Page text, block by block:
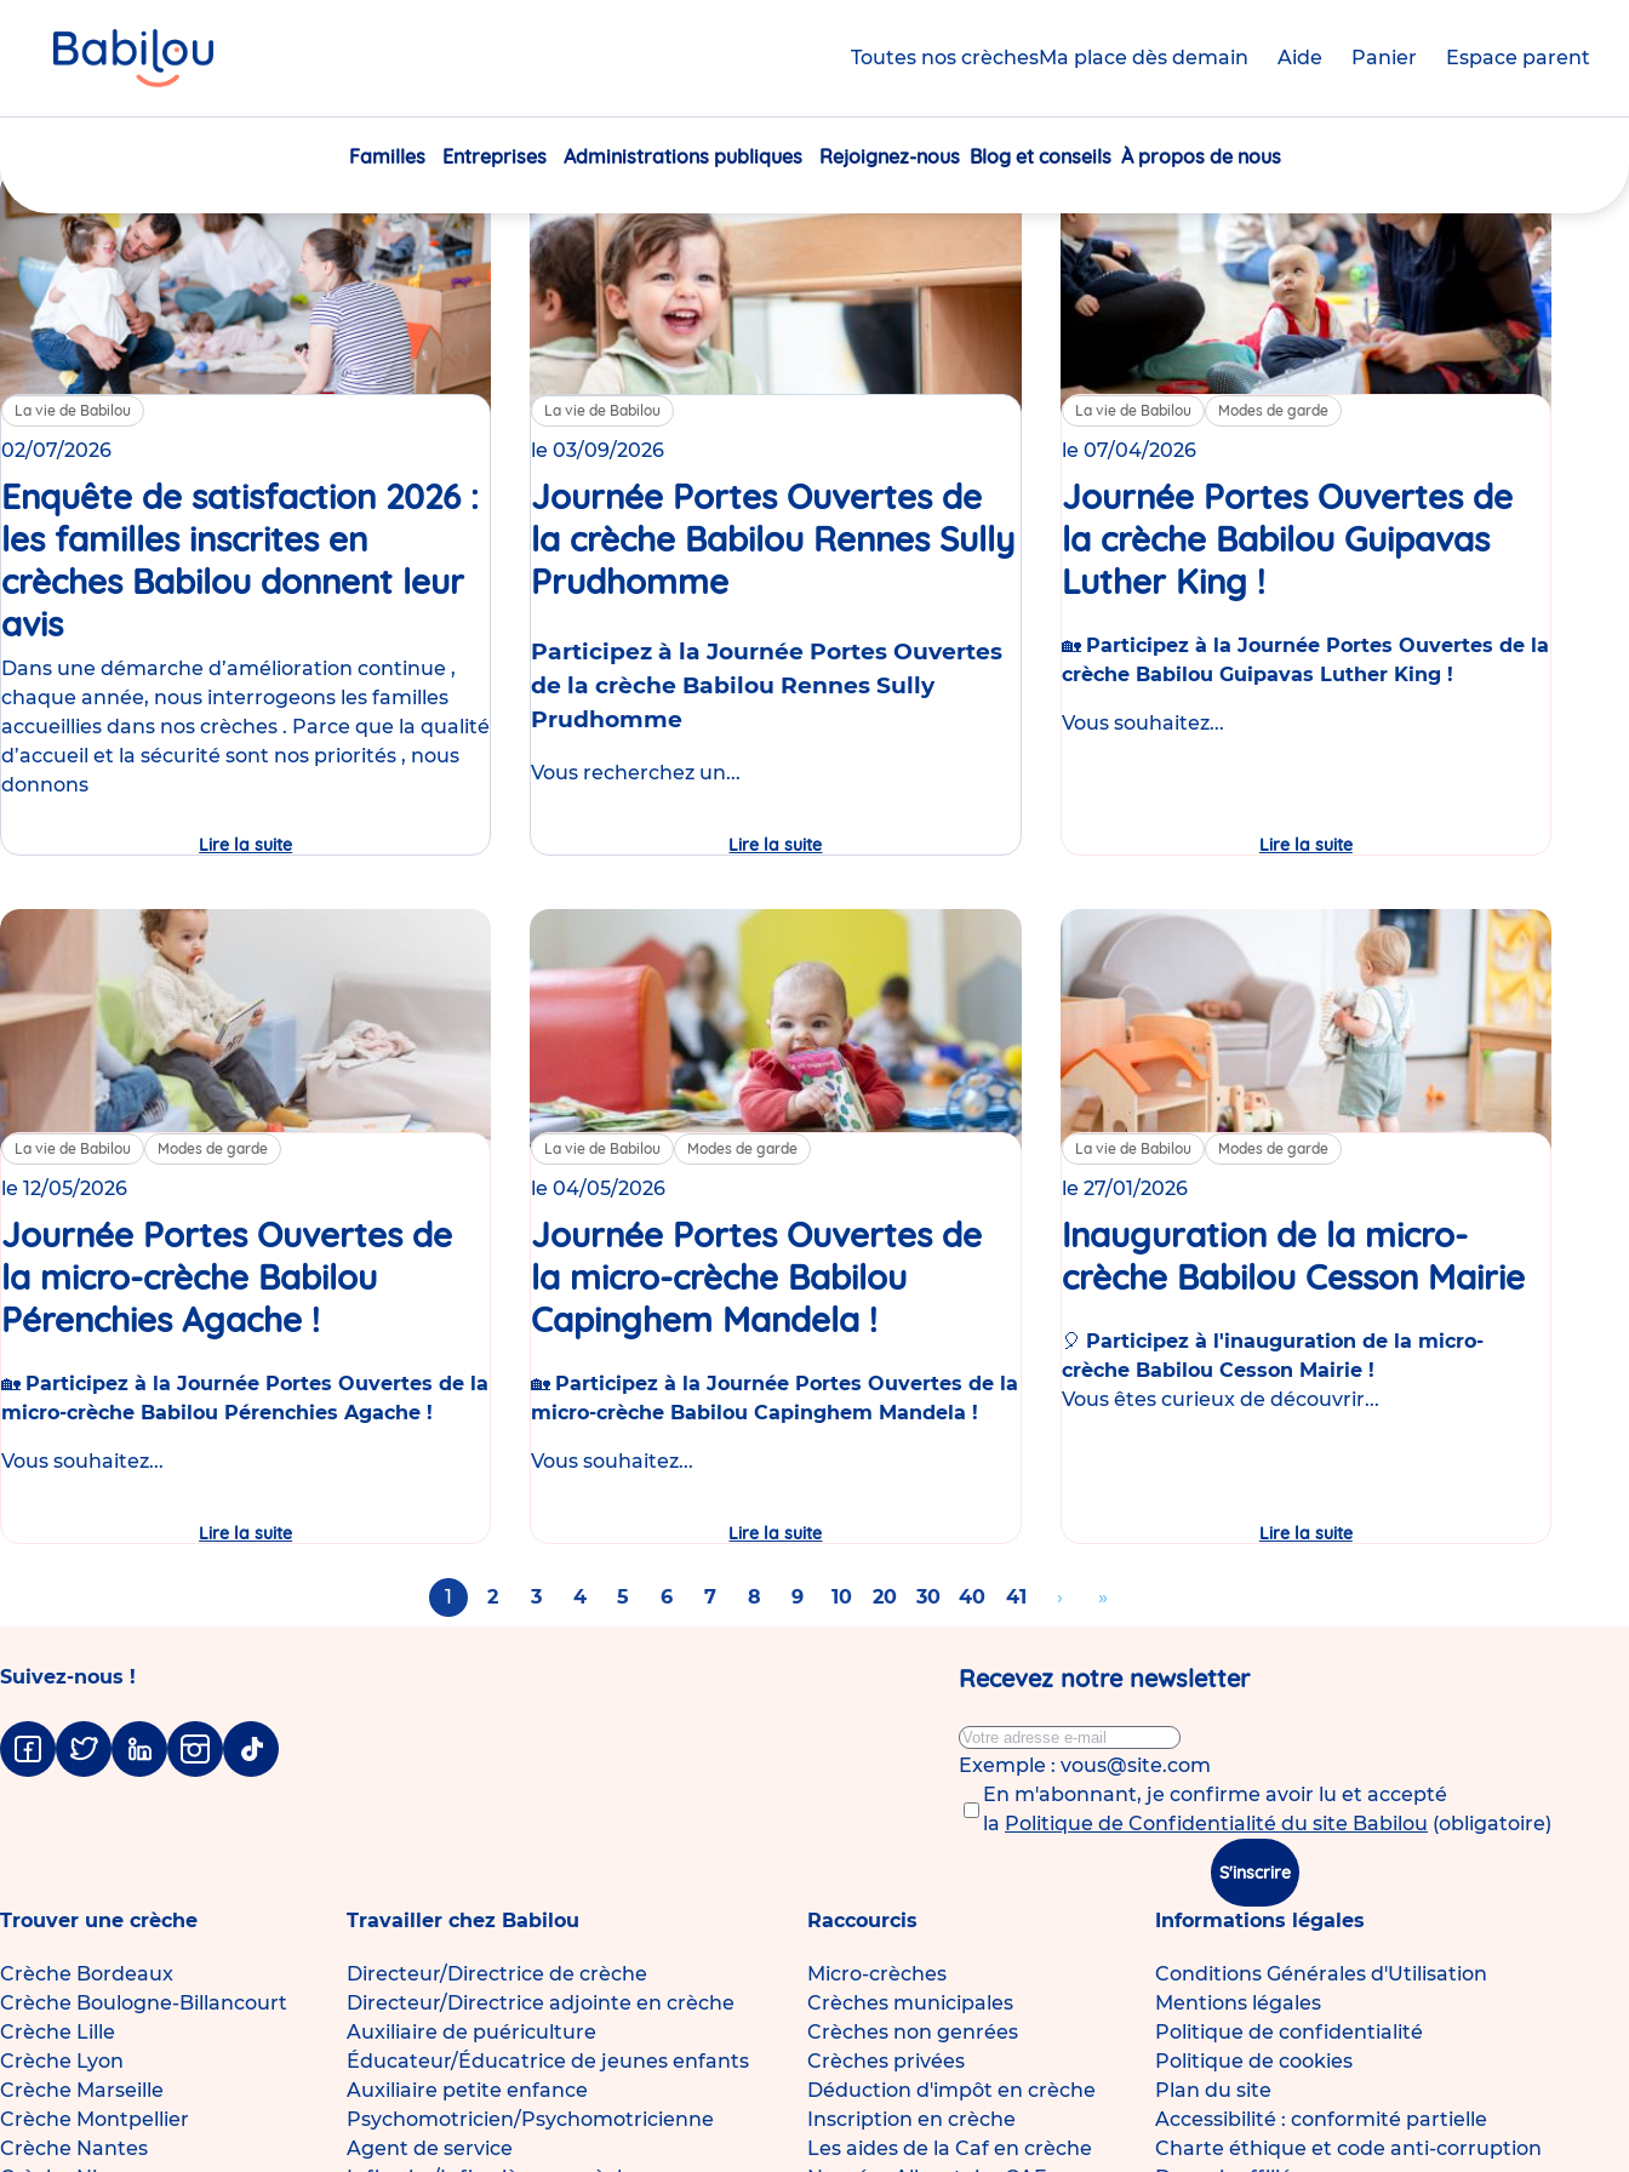
Toutes nos crèchesMa place dès demain Aide Panier crèche(s)
Espace parent
Navigation
Familles Entreprises Administrations publiques Rejoignez-nous Blog et conseils À propos de nous
suivez la vie du groupe Babilou !
La vie de Babilou
02/07/2026
Enquête de satisfaction 2026 :
les familles inscrites en
crèches Babilou donnent leur
avisArticle
Dans une démarche d’amélioration continue ,
chaque année, nous interrogeons les familles
accueillies dans nos crèches . Parce que la qualité
d’accueil et la sécurité sont nos priorités , nous
donnons
Lire la suite
crèches
Babilou
donnent
leur
avis
La vie de Babilou
le 03/09/2026
Journée Portes Ouvertes de
la crèche Babilou Rennes Sully
Prudhomme
Participez à la Journée Portes Ouvertes
de la crèche Babilou Rennes Sully
Prudhomme
Vous recherchez un...
Lire la suite
Rennes
Sully
Prudhomme
La vie de Babilou Modes de garde
le 07/04/2026
Journée Portes Ouvertes de
la crèche Babilou Guipavas
Luther King !
🏡 Participez à la Journée Portes Ouvertes de la
crèche Babilou Guipavas Luther King !
Vous souhaitez...
Lire la suiteJournée
crèche
Babilou
Guipavas
Luther
King
!
La vie de Babilou Modes de garde
le 12/05/2026
Journée Portes Ouvertes de
la micro-crèche Babilou
Pérenchies Agache !
🏡 Participez à la Journée Portes Ouvertes de la
micro-crèche Babilou Pérenchies Agache !
Vous souhaitez...
Lire la suite
La vie de Babilou Modes de garde
le 04/05/2026
Journée Portes Ouvertes de
la micro-crèche Babilou
Capinghem Mandela !
🏡 Participez à la Journée Portes Ouvertes de la
micro-crèche Babilou Capinghem Mandela !
Vous souhaitez...
Lire la suite
de
la
La vie de Babilou Modes de garde
le 27/01/2026
Inauguration de la micro-
crèche Babilou Cesson Mairie
🎈 Participez à l'inauguration de la micro-
crèche Babilou Cesson Mairie !
Vous êtes curieux de découvrir...
Lire la suiteInauguration
Page
1 Page
2 Page
3 Page
4 Page
5 Page
6 Page
7 Page
8 Page
9 Page
10 Page
20 Page
30 Page
40 Page
41
Aller
la
suivante
›
Aller
la
page
»
Suivez-nous !
Facebook
TwitterLinkedinInstagram
Tiktok
Recevez notre newsletter
Exemple : vous@site.com
En m'abonnant, je confirme avoir lu et accepté
la Politique de Confidentialité du site Babilou (obligatoire)
S'inscrire
Trouver une crèche
Crèche Bordeaux
Crèche Boulogne-Billancourt
Crèche Lille
Crèche Lyon
Crèche Marseille
Crèche Montpellier
Crèche Nantes
Travailler chez Babilou
Directeur/Directrice de crèche
Directeur/Directrice adjointe en crèche
Auxiliaire de puériculture
Éducateur/Éducatrice de jeunes enfants
Auxiliaire petite enfance
Psychomotricien/Psychomotricienne
Agent de service
Raccourcis
Micro-crèches
Crèches municipales
Crèches non genrées
Crèches privées
Déduction d'impôt en crèche
Inscription en crèche
Les aides de la Caf en crèche
Informations légales
Conditions Générales d'Utilisation
Mentions légales
Politique de confidentialité
Politique de cookies
Plan du site
Accessibilité : conformité partielle
Charte éthique et code anti-corruption